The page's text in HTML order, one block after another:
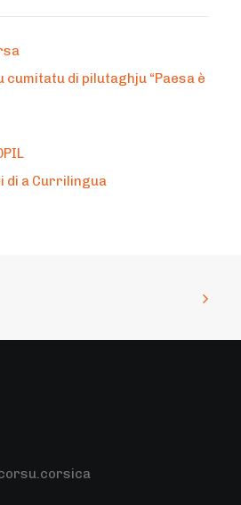
cumitatu di pilutaghju “Paesa è
di a Currilingua